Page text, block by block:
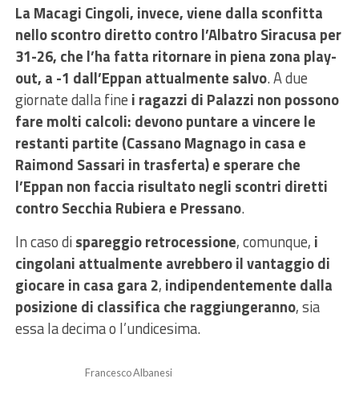
La Macagi Cingoli, invece, viene dalla sconfitta
nello scontro diretto contro l’Albatro Siracusa per
31-26, che l’ha fatta ritornare in piena zona play-
out, a -1 dall’Eppan attualmente salvo. A due
giornate dalla fine i ragazzi di Palazzi non possono
fare molti calcoli: devono puntare a vincere le
restanti partite (Cassano Magnago in casa e
Raimond Sassari in trasferta) e sperare che
l’Eppan non faccia risultato negli scontri diretti
contro Secchia Rubiera e Pressano.
In caso dispareggio retrocessione, comunque, i
cingolani attualmente avrebbero il vantaggio di
giocare in casa gara 2, indipendentemente dalla
posizione di classifica che raggiungeranno, sia
essa la decima o l’undicesima.
Francesco Albanesi